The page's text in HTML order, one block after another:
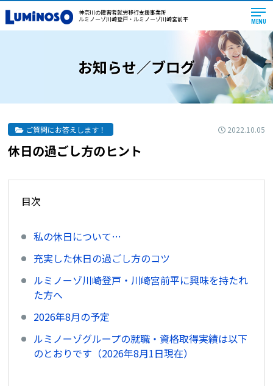
神奈川の障害者就労移行支援事業所
ルミノーゾ川崎登戸・ルミノーゾ川崎宮前平
MENU
お知らせ／ブログ
ご質問にお答えします！ 2022.10.05
休日の過ごし方のヒント
目次
私の休日について…
充実した休日の過ごし方のコツ
ルミノーゾ川崎登戸・川崎宮前平に興味を持たれ
た方へ
2026年8月の予定
ルミノーゾグループの就職・資格取得実績は以下
のとおりです（2026年8月1日現在）